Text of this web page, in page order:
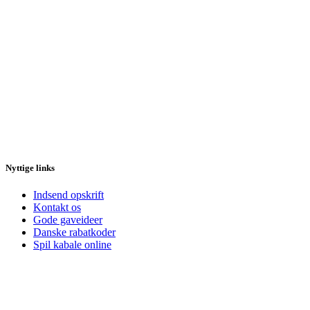
Nyttige links
Indsend opskrift
Kontakt os
Gode gaveideer
Danske rabatkoder
Spil kabale online